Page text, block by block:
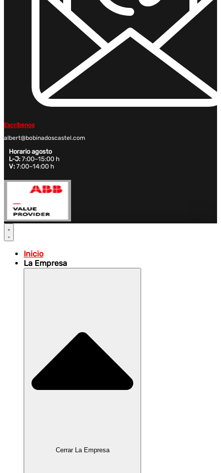
Escríbenos
albert@bobinadoscastel.com
Horario agosto
L-J: 7:00–15:00 h
V: 7:00–14:00 h
Inicio
La Empresa
Cerrar La Empresa